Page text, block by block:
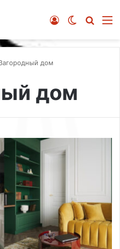
Switch skin
Войти
дом
дом